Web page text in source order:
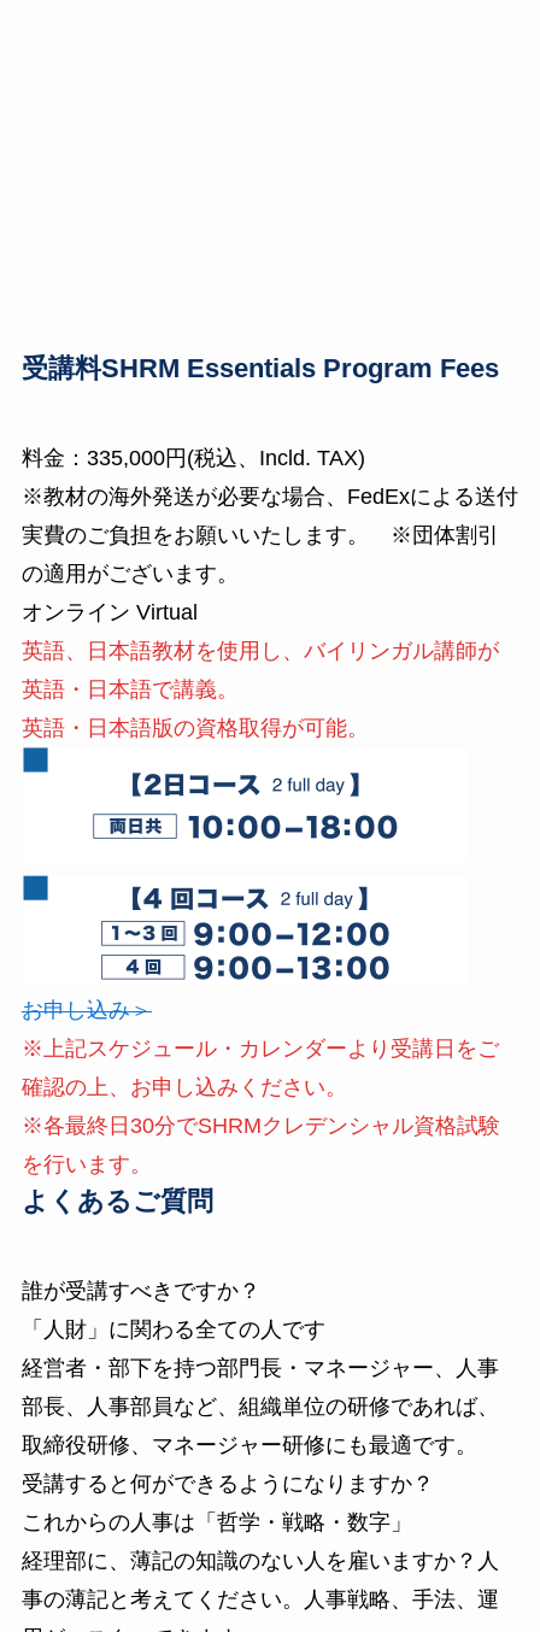
受講料​SHRM Essentials Program Fees
料金：335,000円(税込、Incld. TAX)
※教材の海外発送が必要な場合、FedExによる送付
実費のご負担をお願いいたします。
※団体割引
の適用がございます。
オンライン Virtual
英語、日本語教材を使用し、バイリンガル講師が
英語・日本語で講義。
英語・日本語版の資格取得が可能。
お申し込み＞
※上記スケジュール・カレンダーより受講日をご
確認の上、お申し込みください。
※各最終日30分でSHRMクレデンシャル資格試験
を行います。
よくあるご質問
誰が受講すべきですか？
「人財」に関わる全ての人です
経営者・部下を持つ部門長・マネージャー、人事
部長、人事部員など、組織単位の研修であれば、
取締役研修、マネージャー研修にも最適です。
受講すると何ができるようになりますか？
これからの人事は「哲学・戦略・数字」
経理部に、薄記の知識のない人を雇いますか？人
事の薄記と考えてください。人事戦略、手法、運